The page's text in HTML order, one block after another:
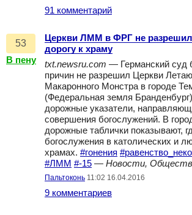
91 комментарий
53
В пену
Церкви ЛММ в ФРГ не
дорогу к храму
txt.newsru.com — Германский суд
причин не разрешил Церкви
Макаронного Монстра в городе
(Федеральная земля
дорожные указатели,
совершения богослужений. В
дорожные таблички показывают,
богослужения в католических и
храмах. #гонения
#ЛММ #-15 — Новости,
Пальтоконь 11:02 16.04.2016
9 комментариев